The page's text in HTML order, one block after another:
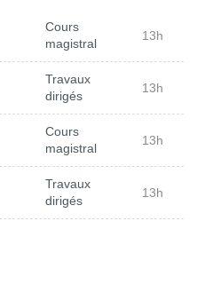
Cours
magistral
13h
Travaux
dirigés
13h
Cours
magistral
13h
Travaux
dirigés
13h